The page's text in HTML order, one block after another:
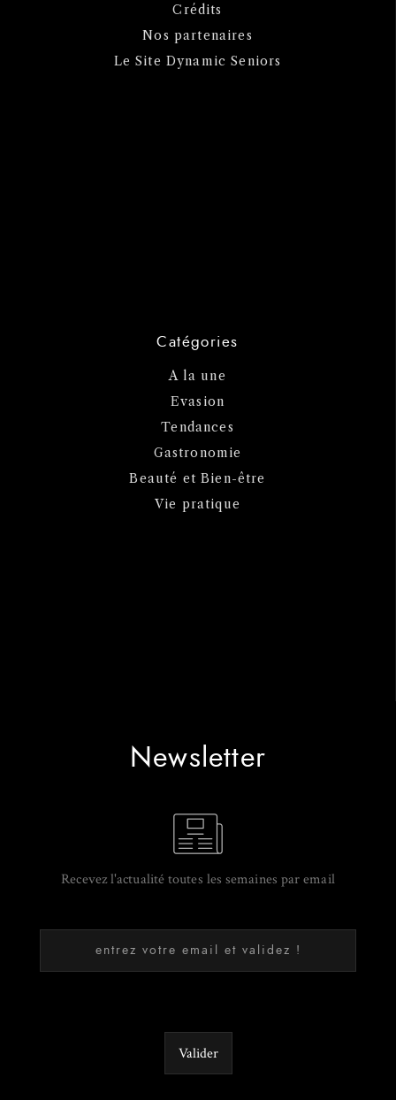
Crédits
Nos partenaires
Le Site Dynamic Seniors
Catégories
A la une
Evasion
Tendances
Gastronomie
Beauté et Bien-être
Vie pratique
Newsletter
Recevez l'actualité toutes les semaines par email